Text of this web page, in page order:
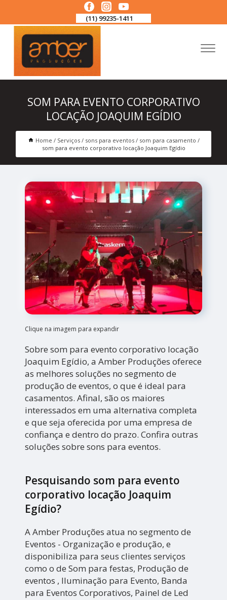
(11) 99235-1411
SOM PARA EVENTO CORPORATIVO
LOCAÇÃO JOAQUIM EGÍDIO
Home Serviços sons para eventos
som para casamento
som para evento corporativo locação Joaquim Egídio
Clique na imagem para expandir
Sobre som para evento corporativo locação
Joaquim Egídio, a Amber Produções oferece
as melhores soluções no segmento de
produção de eventos, o que é ideal para
casamentos. Afinal, são os maiores
interessados em uma alternativa completa
e que seja oferecida por uma empresa de
confiança e dentro do prazo. Confira outras
soluções sobre sons para eventos.
Pesquisando som para evento
corporativo locação Joaquim
Egídio?
A Amber Produções atua no segmento de
Eventos - Organização e produção, e
disponibiliza para seus clientes serviços
como o de Som para festas, Produção de
eventos , Iluminação para Evento, Banda
para Eventos Corporativos, Painel de Led